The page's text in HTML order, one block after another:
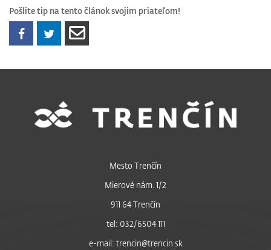
Pošlite tip na tento článok svojim priateľom!
Mesto Trenčín
Mierové nám. 1/2
911 64 Trenčín
tel: 032/6504 111
e-mail: trencin@trencin.sk